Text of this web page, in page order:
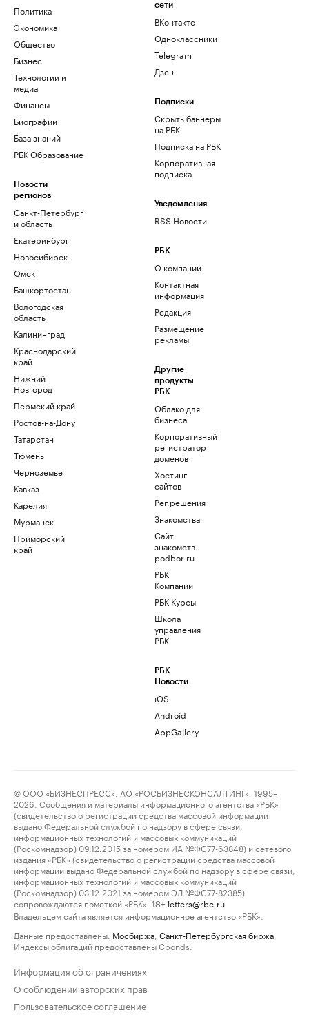
Политика
Экономика
Общество
Бизнес
Технологии и
медиа
Финансы
Биографии
База знаний
РБК Образование
Новости
регионов
Санкт-Петербург
и область
Екатеринбург
Новосибирск
Омск
Башкортостан
Вологодская
область
Калининград
Краснодарский
край
Нижний
Новгород
Пермский край
Ростов-на-Дону
Татарстан
Тюмень
Черноземье
Кавказ
Карелия
Мурманск
Приморский
край
сети
ВКонтакте
Одноклассники
Telegram
Дзен
Подписки
Скрыть баннеры
на РБК
Подписка на РБК
Корпоративная
подписка
Уведомления
RSS Новости
РБК
О компании
Контактная
информация
Редакция
Размещение
рекламы
Другие
продукты
РБК
Облако для
бизнеса
Корпоративный
регистратор
доменов
Хостинг
сайтов
Рег.решения
Знакомства
Сайт
знакомств
podbor.ru
РБК
Компании
РБК Курсы
Школа
управления
РБК
РБК
Новости
iOS
Android
AppGallery
© ООО «БИЗНЕСПРЕСС», АО «РОСБИЗНЕСКОНСАЛТИНГ», 1995–
2026. Сообщения и материалы информационного агентства «РБК»
(свидетельство о регистрации средства массовой информации
выдано Федеральной службой по надзору в сфере связи,
информационных технологий и массовых коммуникаций
(Роскомнадзор) 09.12.2015 за номером ИА №ФС77-63848) и сетевого
издания «РБК» (свидетельство о регистрации средства массовой
информации выдано Федеральной службой по надзору в сфере связи,
информационных технологий и массовых коммуникаций
(Роскомнадзор) 03.12.2021 за номером ЭЛ №ФС77-82385)
сопровождаются пометкой «РБК».
18+ letters@rbc.ru
Владельцем сайта является информационное агентство «РБК».
Данные предоставлены: Мосбиржа Санкт-Петербургская биржа
Индексы облигаций предоставлены Cbonds.
Информация об ограничениях
О соблюдении авторских прав
Пользовательское соглашение